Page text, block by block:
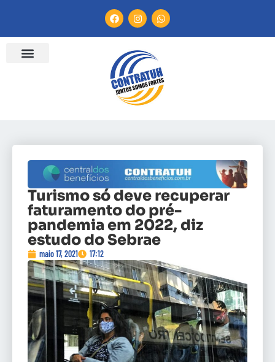
Turismo só deve recuperar
faturamento do pré-
pandemia em 2022, diz
estudo do Sebrae
maio 17, 2021 17:12